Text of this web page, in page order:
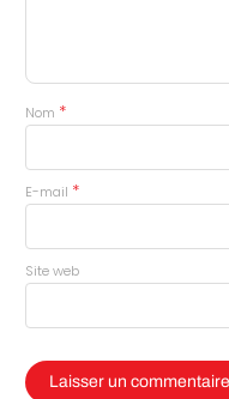
Nom *
E-mail *
Site web